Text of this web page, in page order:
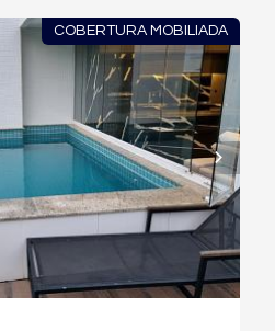
COBERTURA MOBILIADA